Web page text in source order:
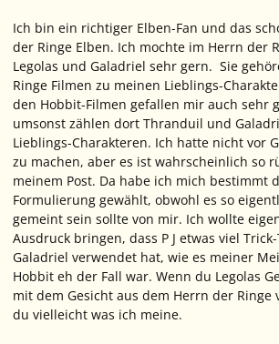
Ich bin ein richtiger Elben-Fan und das
der Ringe Elben. Ich mochte im Herrn der
Legolas und Galadriel sehr gern. Sie
Ringe Filmen zu meinen Lieblings-
den Hobbit-Filmen gefallen mir auch sehr
umsonst zählen dort Thranduil und
Lieblings-Charakteren. Ich hatte nicht vor
zu machen, aber es ist wahrscheinlich so
meinem Post. Da habe ich mich bestimmt
Formulierung gewählt, obwohl es so
gemeint sein sollte von mir. Ich wollte
Ausdruck bringen, dass P J etwas viel
Galadriel verwendet hat, wie es meiner
Hobbit eh der Fall war. Wenn du Legolas
mit dem Gesicht aus dem Herrn der Ringe
du vielleicht was ich meine.